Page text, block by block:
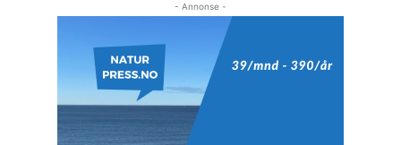
- Annonse -